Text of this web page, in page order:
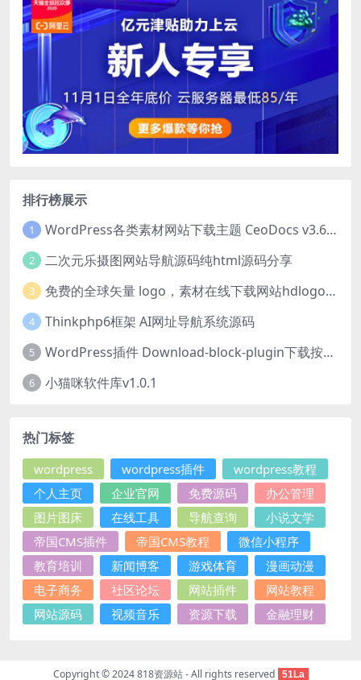
排行榜展示
1 WordPress各类素材网站下载主题 CeoDocs v3.6 去授权版
2 二次元乐摄图网站导航源码纯html源码分享
3 免费的全球矢量 logo，素材在线下载网站hdlogo.com
4 Thinkphp6框架 AI网址导航系统源码
5 WordPress插件 Download-block-plugin下载按钮图标美化
6 小猫咪软件库v1.0.1
热门标签
wordpress wordpress插件
wordpress教程
个人主页
企业官网 免费源码
办公管理
图片图床
在线工具 导航查询
小说文学
帝国CMS插件
帝国CMS教程
微信小程序
教育培训
新闻博客 游戏体育
漫画动漫
电子商务
社区论坛 网站插件
网站教程
网站源码
视频音乐 资源下载 金融理财
Copyright © 2024818资源站- All rights reserved 51La